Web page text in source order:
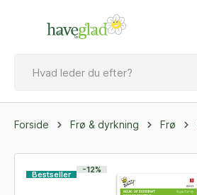
Forside Frø & dyrkning Frø
Bestseller -12%